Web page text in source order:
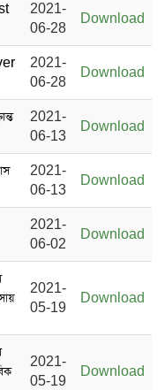
2021-
06-28
Download
2021-
06-28
Download
2021-
06-13
Download
2021-
06-13
Download
2021-
06-02
Download
2021-
05-19
Download
2021-
05-19
Download